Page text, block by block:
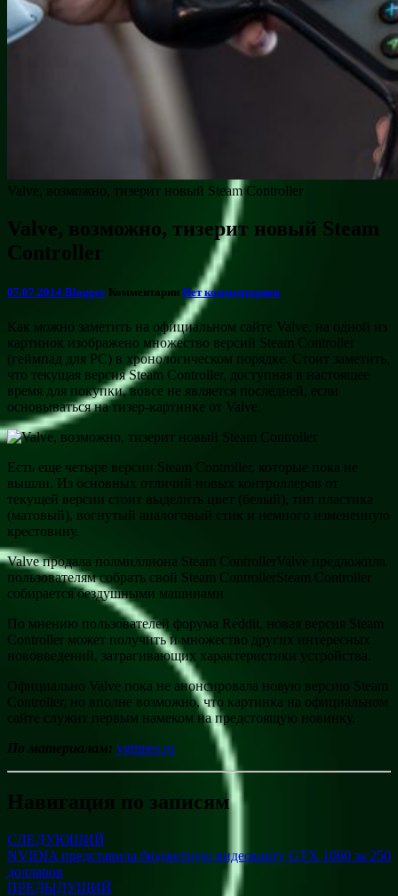
Valve, возможно, тизерит новый Steam Controller
Valve, возможно, тизерит новый Steam
Controller
07.07.2014 Blogger Комментарии Нет комментариев
Как можно заметить на официальном сайте Valve, на одной из
картинок изображено множество версий Steam Controller
(геймпад для PC) в хронологическом порядке. Стоит заметить,
что текущая версия Steam Controller, доступная в настоящее
время для покупки, вовсе не является последней, если
основываться на тизер-картинке от Valve.
Есть еще четыре версии Steam Controller, которые пока не
вышли. Из основных отличий новых контроллеров от
текущей версии стоит выделить цвет (белый), тип пластика
(матовый), вогнутый аналоговый стик и немного измененную
крестовину.
Valve продала полмиллиона Steam ControllerValve предложила
пользователям собрать свой Steam ControllerSteam Controller
собирается бездушными машинами
По мнению пользователей форума Reddit, новая версия Steam
Controller может получить и множество других интересных
нововведений, затрагивающих характеристики устройства.
Официально Valve пока не анонсировала новую версию Steam
Controller, но вполне возможно, что картинка на официальном
сайте служит первым намеком на предстоящую новинку.
По материалам: vgtimes.ru
Навигация по записям
СЛЕДУЮЩИЙ
NVIDIA представила бюджетную видеокарту GTX 1060 за 250
долларов
ПРЕДЫДУЩИЙ